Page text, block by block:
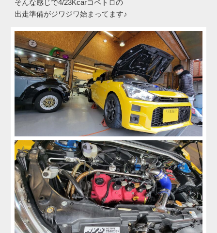
そんな感じで4/23Kcarコペトロの
出走準備がジワジワ始まってます♪